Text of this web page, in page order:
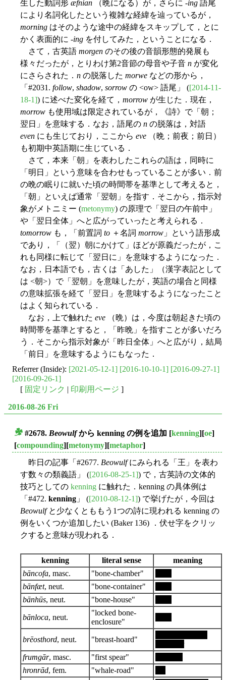
生した動詞形 æfnian （晩になる）が，さらに -ing 語尾
により名詞化したという複雑な経緯を辿っているが，
morning はそのような途中の経緯をスキップして，とに
かく表面的に -ing を付してみた，ということになる．
さて，古英語 morgen のその後の音韻形態的発展も
様々だったが，とりわけ第2音節の母音や子音 n が変化
にさらされた． n の脱落した morwe などの形から，
「#2031. follow, shadow, sorrow の <ow> 語尾」 ([2014-11-
18-1]) に述べた変化を経て， morrow が生じた．現在，
morrow も使用域は限定されているが，《詩》で「朝；
翌日」を意味する．なお，語尾の n の脱落は，対語
even にも生じており，ここから eve （晩；前夜；前日）
も初期中英語期に生じている．
さて，本来「朝」を表わしたこれらの語は，同時に
「明日」という意味を合わせもっていることが多い．前
の晩の眠りに就いた頃の時間帯を基準として考えると，
「朝」といえば通常「翌朝」を指す．そこから，指示対
象がメトニミー (metonymy) の原理で「翌日の午前中」
や「翌日全体」へと広がっていったと考えられる．
tomorrow も，「前置詞 to ＋名詞 morrow 」という語形成
であり，「（翌）朝にかけて」ほどが原義だったが，こ
れも同様に転じて「翌日に」を意味するようになった．
なお，日本語でも，古くは「あした」（漢字表記として
は <朝>）で「翌朝」を意味したが，英語の場合と同様
の意味拡張を経て「翌日」を意味するようになったこと
はよく知られている．
なお，上で触れた eve （晩）は，今度は朝起きた頃の
時間帯を基準とすると，「昨晩」を指すことが多いだろ
う．そこから指示対象が「昨日全体」へと広がり，結局
「前日」を意味するようにもなった．
Referrer (Inside): [2021-05-12-1] [2016-10-10-1] [2016-09-27-1]
[2016-09-26-1]
[ 固定リンク | 印刷用ページ ]
2016-08-26 Fri
#2678. Beowulfから kenning の例を追加 [kenning][oe]
[compounding][metonymy][metaphor]
昨日の記事「#2677. Beowulfにみられる「王」を表わ
す数々の類義語」 ([2016-08-25-1]) で，古英詩の文体的
技巧としての kenning に触れた．kenning の具体例は
「#472. kenning 」 ([2010-08-12-1]) で挙げたが，今回は
Beowulfと少なくとももう1つの詩に現われる kenning の
例をいくつか追加したい (Baker 136) ．伏せ字をクリッ
クすると意味が現われる．
kenning literal sense
meaning
bāncofa, masc. "bone-chamber"
bānfæt, neut. "bone-container"
bānhūs, neut. "bone-house"
bānloca, neut.
"locked bone-
enclosure"
brēosthord, neut. "breast-hoard"
frumgār, masc. "first spear"
hronrād, fem. "whale-road"